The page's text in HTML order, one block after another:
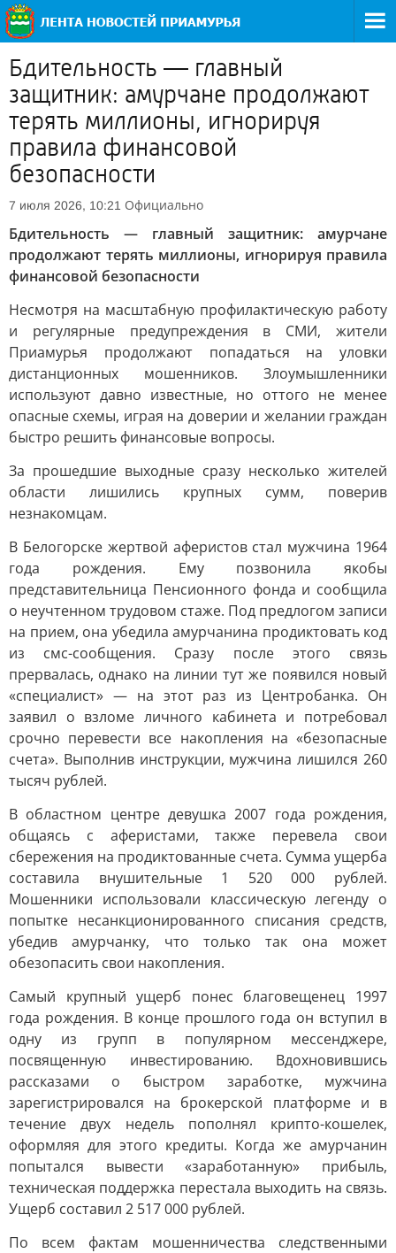
Бдительность — главный
защитник: амурчане продолжают
терять миллионы, игнорируя
правила финансовой
безопасности
7 июля 2026, 10:21 Официально
Бдительность — главный защитник: амурчане
продолжают терять миллионы, игнорируя правила
финансовой безопасности
Несмотря на масштабную профилактическую работу
и регулярные предупреждения в СМИ, жители
Приамурья продолжают попадаться на уловки
дистанционных мошенников. Злоумышленники
используют давно известные, но оттого не менее
опасные схемы, играя на доверии и желании граждан
быстро решить финансовые вопросы.
За прошедшие выходные сразу несколько жителей
области лишились крупных сумм, поверив
незнакомцам.
В Белогорске жертвой аферистов стал мужчина 1964
года рождения. Ему позвонила якобы
представительница Пенсионного фонда и сообщила
о неучтенном трудовом стаже. Под предлогом записи
на прием, она убедила амурчанина продиктовать код
из смс-сообщения. Сразу после этого связь
прервалась, однако на линии тут же появился новый
«специалист» — на этот раз из Центробанка. Он
заявил о взломе личного кабинета и потребовал
срочно перевести все накопления на «безопасные
счета». Выполнив инструкции, мужчина лишился 260
тысяч рублей.
В областном центре девушка 2007 года рождения,
общаясь с аферистами, также перевела свои
сбережения на продиктованные счета. Сумма ущерба
составила внушительные 1 520 000 рублей.
Мошенники использовали классическую легенду о
попытке несанкционированного списания средств,
убедив амурчанку, что только так она может
обезопасить свои накопления.
Самый крупный ущерб понес благовещенец 1997
года рождения. В конце прошлого года он вступил в
одну из групп в популярном мессенджере,
посвященную инвестированию. Вдохновившись
рассказами о быстром заработке, мужчина
зарегистрировался на брокерской платформе и в
течение двух недель пополнял крипто-кошелек,
оформляя для этого кредиты. Когда же амурчанин
попытался вывести «заработанную» прибыль,
техническая поддержка перестала выходить на связь.
Ущерб составил 2 517 000 рублей.
По всем фактам мошенничества следственными